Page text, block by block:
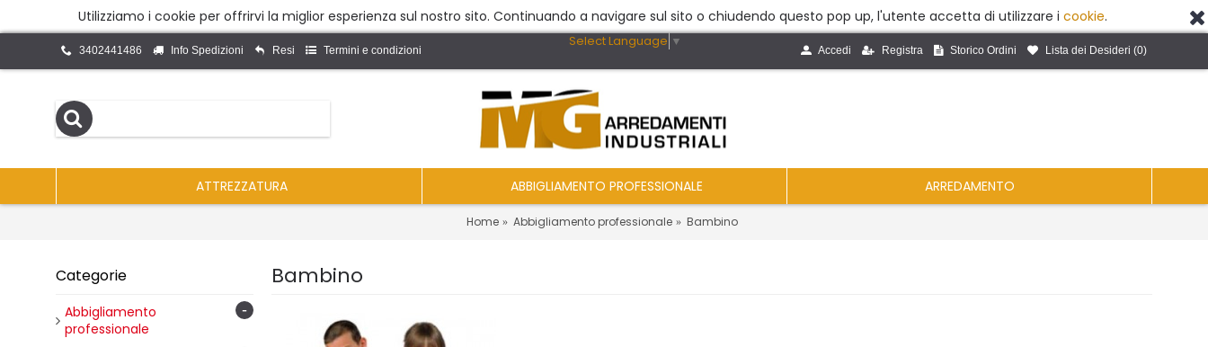
Utilizziamo i cookie per offrirvi la miglior esperienza sul nostro sito. Continuando a navigare sul sito o chiudendo questo pop up, l'utente accetta di utilizzare i cookie.
3402441486 Info Spedizioni Resi Termini e condizioni
Select Language ▼
Accedi Registra Storico Ordini Lista dei Desideri (0)
ATTREZZATURA ABBIGLIAMENTO PROFESSIONALE ARREDAMENTO
Home Abbigliamento professionale Bambino
Categorie
Abbigliamento
professionale
-
Bambino